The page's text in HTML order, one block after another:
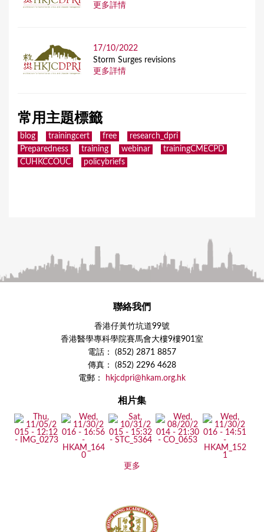
更多詳情
17/10/2022
Storm Surges revisions
更多詳情
常用主題標籤
blog trainingcert free
research_dpri
Preparedness
training webinar
trainingCMECPD
CUHKCCOUC
policybriefs
聯絡我們
香港仔黃竹坑道99號
香港醫學專科學院賽馬會大樓9樓901室
電話： (852) 2871 8857
傳真： (852) 2296 4628
電郵：
hkjcdpri@hkam.org.hk
相片集
更多